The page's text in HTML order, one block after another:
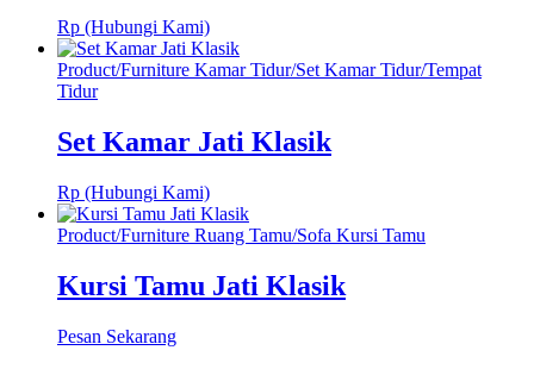
Rp (Hubungi Kami)
Product/Furniture Kamar Tidur/Set Kamar Tidur/Tempat
Tidur
Set Kamar Jati Klasik
Rp (Hubungi Kami)
Product/Furniture Ruang Tamu/Sofa Kursi Tamu
Kursi Tamu Jati Klasik
Pesan Sekarang